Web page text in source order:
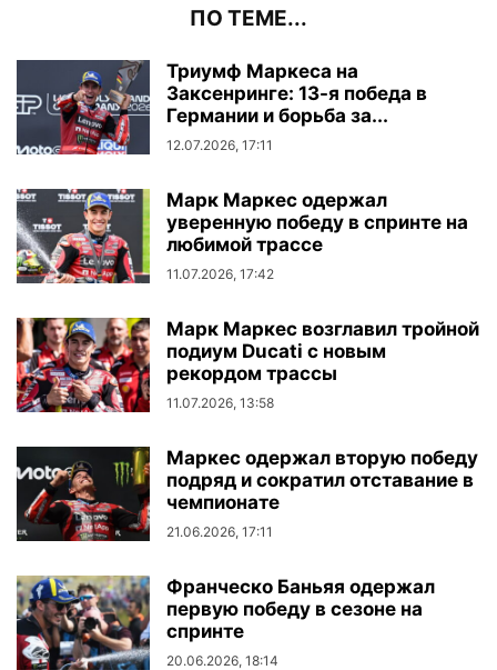
ПО ТЕМЕ...
Триумф Маркеса на
Заксенринге: 13-я победа в
Германии и борьба за...
12.07.2026, 17:11
Марк Маркес одержал
уверенную победу в спринте на
любимой трассе
11.07.2026, 17:42
Марк Маркес возглавил тройной
подиум Ducati с новым
рекордом трассы
11.07.2026, 13:58
Маркес одержал вторую победу
подряд и сократил отставание в
чемпионате
21.06.2026, 17:11
Франческо Баньяя одержал
первую победу в сезоне на
спринте
20.06.2026, 18:14